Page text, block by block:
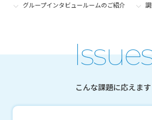
グループインタビュールームのご紹介
こんな課題に応えます